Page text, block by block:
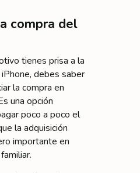
compra del
tienes prisa a la
debes saber
la compra en
una opción
poco a poco el
la adquisición
importante en